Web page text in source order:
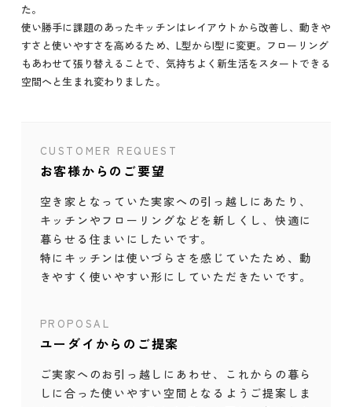
た。
使い勝手に課題のあったキッチンはレイアウトから改善し、動きや
すさと使いやすさを高めるため、L型からI型に変更。フローリング
もあわせて張り替えることで、気持ちよく新生活をスタートできる
空間へと生まれ変わりました。
CUSTOMER REQUEST
お客様からのご要望
空き家となっていた実家への引っ越しにあたり、
キッチンやフローリングなどを新しくし、快適に
暮らせる住まいにしたいです。
特にキッチンは使いづらさを感じていたため、動
きやすく使いやすい形にしていただきたいです。
PROPOSAL
ユーダイからのご提案
ご実家へのお引っ越しにあわせ、これからの暮ら
しに合った使いやすい空間となるようご提案しま